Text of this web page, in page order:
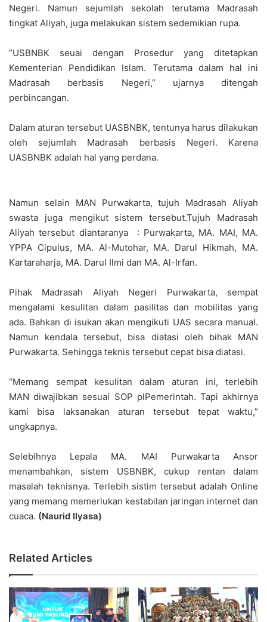
Negeri. Namun sejumlah sekolah terutama Madrasah
tingkat Aliyah, juga melakukan sistem sedemikian rupa.
“USBNBK seuai dengan Prosedur yang ditetapkan
Kementerian Pendidikan Islam. Terutama dalam hal ini
Madrasah berbasis Negeri,” ujarnya ditengah
perbincangan.
Dalam aturan tersebut UASBNBK, tentunya harus dilakukan
oleh sejumlah Madrasah berbasis Negeri. Karena
UASBNBK adalah hal yang perdana.
Namun selain MAN Purwakarta, tujuh Madrasah Aliyah
swasta juga mengikut sistem tersebut.Tujuh Madrasah
Aliyah tersebut diantaranya : Purwakarta, MA. MAI, MA.
YPPA Cipulus, MA. Al-Mutohar, MA. Darul Hikmah, MA.
Kartaraharja, MA. Darul Ilmi dan MA. Al-Irfan.
Pihak Madrasah Aliyah Negeri Purwakarta, sempat
mengalami kesulitan dalam pasilitas dan mobilitas yang
ada. Bahkan di isukan akan mengikuti UAS secara manual.
Namun kendala tersebut, bisa diatasi oleh bihak MAN
Purwakarta. Sehingga teknis tersebut cepat bisa diatasi.
“Memang sempat kesulitan dalam aturan ini, terlebih
MAN diwajibkan sesuai SOP plPemerintah. Tapi akhirnya
kami bisa laksanakan aturan tersebut tepat waktu,”
ungkapnya.
Selebihnya Lepala MA. MAI Purwakarta Ansor
menambahkan, sistem USBNBK, cukup rentan dalam
masalah teknisnya. Terlebih sistim tersebut adalah Online
yang memang memerlukan kestabilan jaringan internet dan
cuaca. (Naurid Ilyasa)
Related Articles